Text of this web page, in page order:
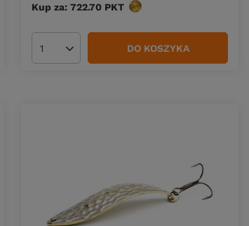
Kup za: 722.70 PKT punktów
Ilość produktów DO KOSZYKA